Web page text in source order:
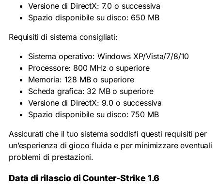
Versione di DirectX: 7.0 o successiva
Spazio disponibile su disco: 650 MB
Requisiti di sistema consigliati:
Sistema operativo: Windows XP/Vista/7/8/10
Processore: 800 MHz o superiore
Memoria: 128 MB o superiore
Scheda grafica: 32 MB o superiore
Versione di DirectX: 9.0 o successiva
Spazio disponibile su disco: 750 MB
Assicurati che il tuo sistema soddisfi questi requisiti per
un’esperienza di gioco fluida e per minimizzare eventuali
problemi di prestazioni.
Data di rilascio di Counter-Strike 1.6